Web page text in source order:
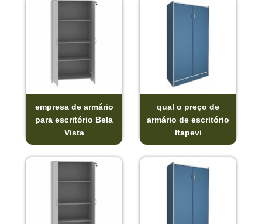
empresa de armário
para escritório Bela
Vista
qual o preço de
armário de escritório
Itapevi